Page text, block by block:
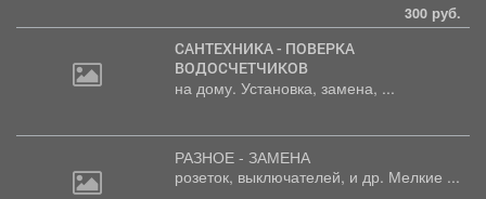
300 руб.
САНТЕХНИКА - ПОВЕРКА
ВОДОСЧЕТЧИКОВ
на дому. Установка, замена, ...
РАЗНОЕ - ЗАМЕНА
розеток, выключателей, и др. Мелкие ...